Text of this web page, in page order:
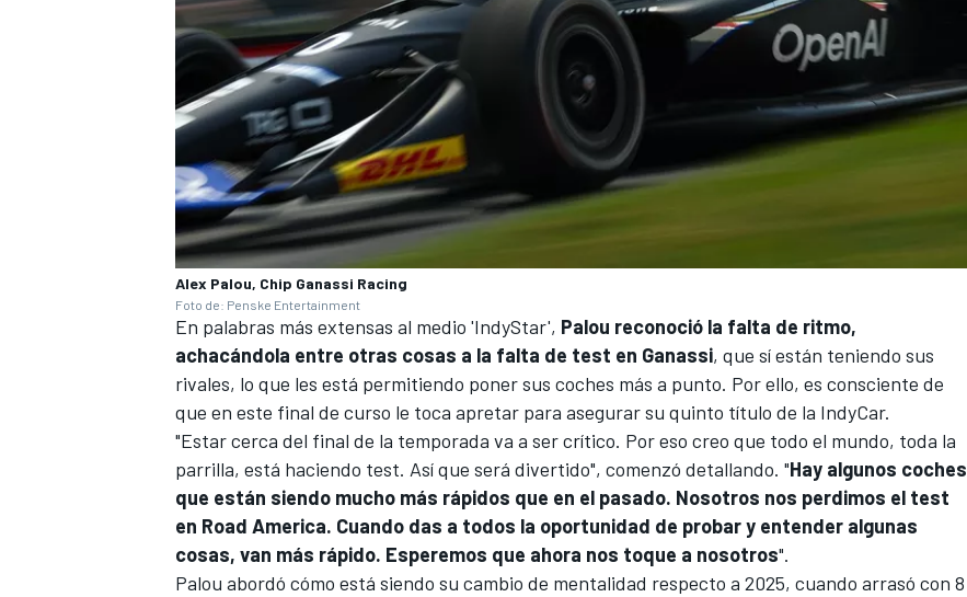
Alex Palou, Chip Ganassi Racing
Foto de: Penske Entertainment
En palabras más extensas al medio 'IndyStar', Palou reconoció la falta de ritmo,
achacándola entre otras cosas a la falta de test en Ganassi, que sí están teniendo sus
rivales, lo que les está permitiendo poner sus coches más a punto. Por ello, es consciente de
que en este final de curso le toca apretar para asegurar su quinto título de la IndyCar.
"Estar cerca del final de la temporada va a ser crítico. Por eso creo que todo el mundo, toda la
parrilla, está haciendo test. Así que será divertido", comenzó detallando. "Hay algunos coches
que están siendo mucho más rápidos que en el pasado. Nosotros nos perdimos el test
en Road America. Cuando das a todos la oportunidad de probar y entender algunas
cosas, van más rápido. Esperemos que ahora nos toque a nosotros".
Palou abordó cómo está siendo su cambio de mentalidad respecto a 2025, cuando arrasó con 8